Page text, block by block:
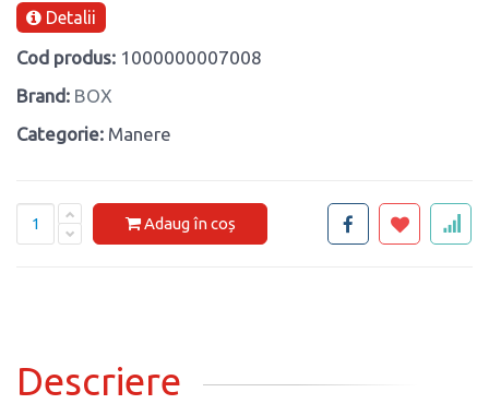
Detalii
Cod produs: 1000000007008
Brand: BOX
Categorie: Manere
Adaug în coș
Descriere